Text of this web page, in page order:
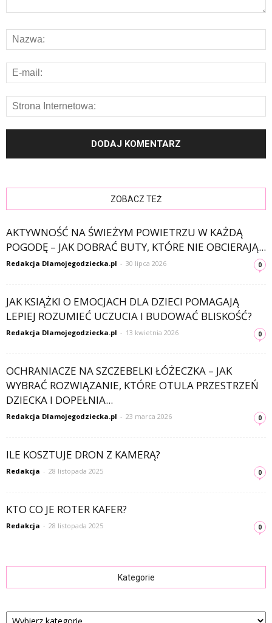
ZOBACZ TEŻ
AKTYWNOŚĆ NA ŚWIEŻYM POWIETRZU W KAŻDĄ
POGODĘ – JAK DOBRAĆ BUTY, KTÓRE NIE OBCIERAJĄ...
Redakcja Dlamojegodziecka.pl - 30 lipca 2026 0
JAK KSIĄŻKI O EMOCJACH DLA DZIECI POMAGAJĄ
LEPIEJ ROZUMIEĆ UCZUCIA I BUDOWAĆ BLISKOŚĆ?
Redakcja Dlamojegodziecka.pl - 13 kwietnia 2026 0
OCHRANIACZE NA SZCZEBELKI ŁÓŻECZKA – JAK
WYBRAĆ ROZWIĄZANIE, KTÓRE OTULA PRZESTRZEŃ
DZIECKA I DOPEŁNIA...
Redakcja Dlamojegodziecka.pl - 23 marca 2026 0
ILE KOSZTUJE DRON Z KAMERĄ?
Redakcja - 28 listopada 2025 0
KTO CO JE ROTER KAFER?
Redakcja - 28 listopada 2025 0
Kategorie
Kategorie